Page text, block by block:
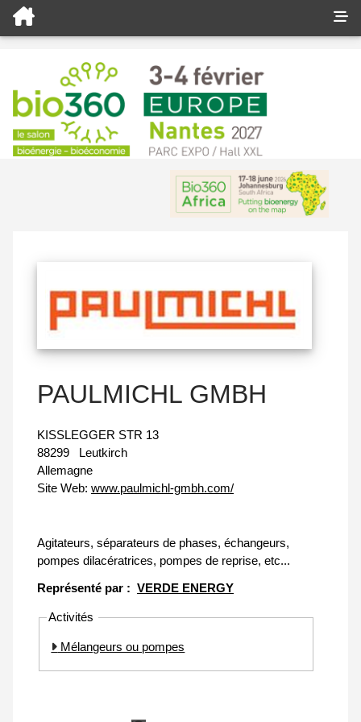
PAULMICHL GMBH
KISSLEGGER STR 13
88299
Leutkirch
Allemagne
Site Web: www.paulmichl-gmbh.com/
Agitateurs, séparateurs de phases, échangeurs,
pompes dilacératrices, pompes de reprise, etc...
Représenté par : VERDE ENERGY
Activités
Mélangeurs ou pompes